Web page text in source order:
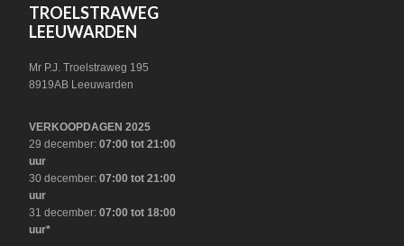
TROELSTRAWEG
LEEUWARDEN
Mr P.J. Troelstraweg 195
8919AB Leeuwarden
VERKOOPDAGEN 2025
29 december:07:00 tot 21:00
uur
30 december:07:00 tot 21:00
uur
31 december:07:00 tot 18:00
uur*